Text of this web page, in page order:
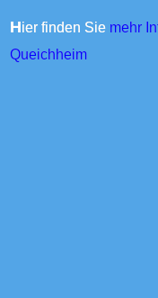
Hier finden Sie mehr
Queichheim